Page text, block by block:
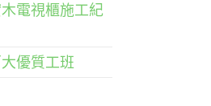
電視櫃施工紀
優質工班